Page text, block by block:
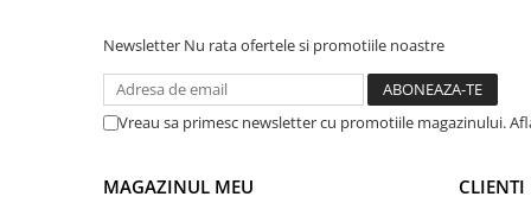
Accesorii baie
Accesorii lavoar
Accesorii dus
Cuiere si suporturi prosoape
Newsletter Nu rata ofertele si promotiile noastre
Vreau sa primesc newsletter cu promotiile magazinului.
MAGAZINUL MEU CLIENTI